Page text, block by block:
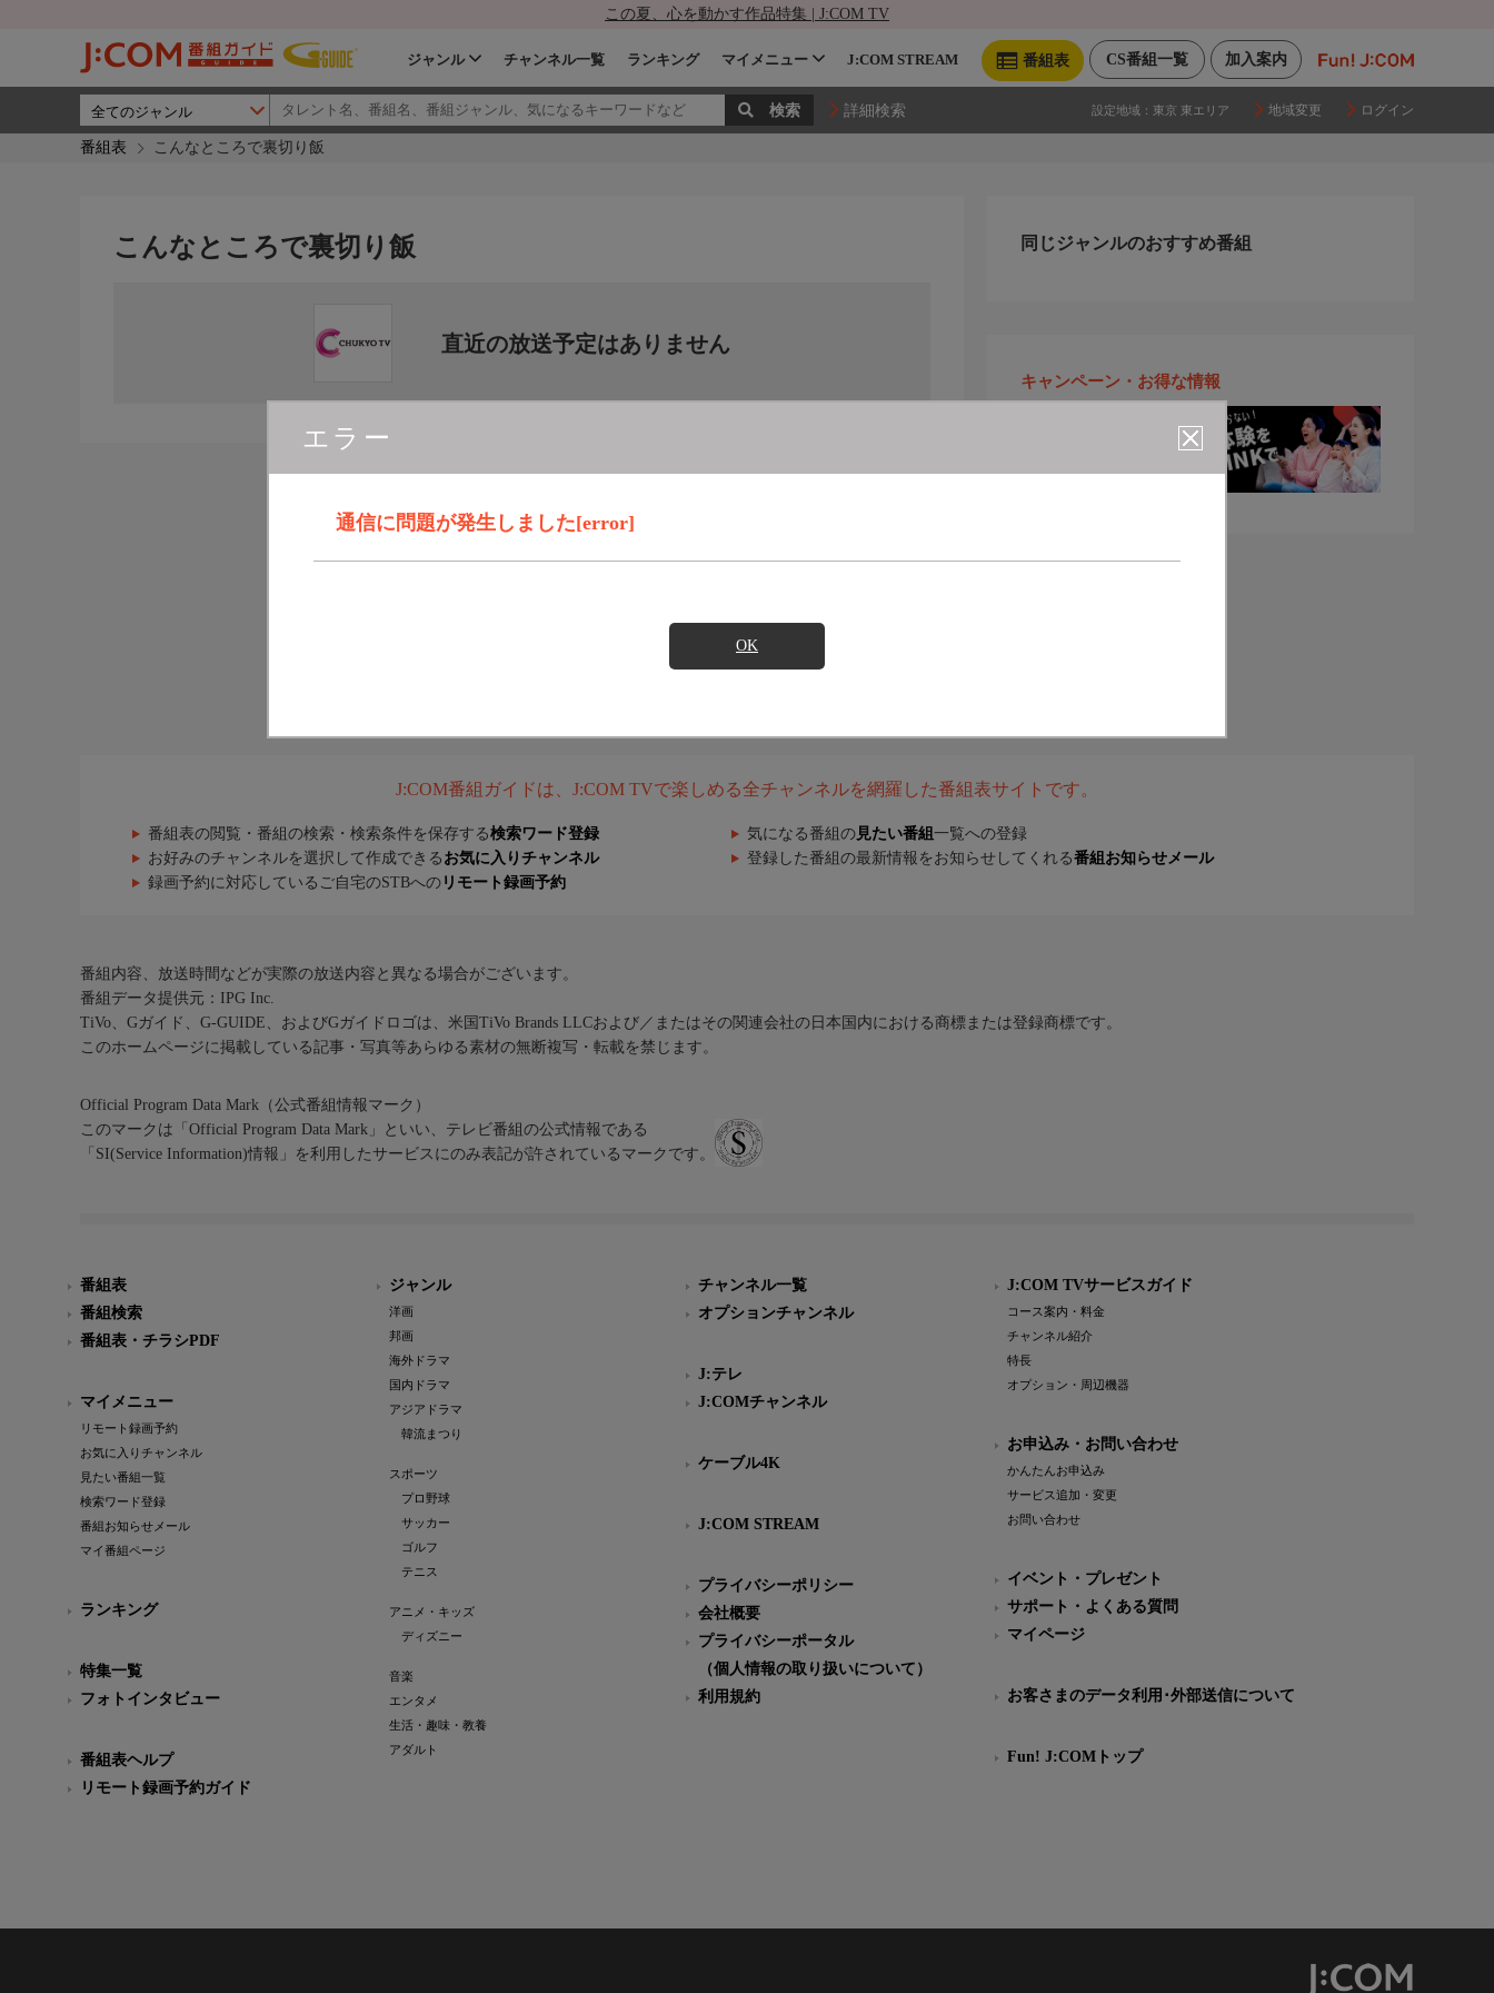
この夏、心を動かす作品特集 | J:COM TV
加入案内
CS番組一覧
番組表
ジャンル チャンネル一覧 ランキング マイメニュー J:COM STREAM
詳細検索 設定地域： 東京 東エリア 地域変更 ログイン
番組表 こんなところで裏切り飯
エラー
通信に問題が発生しました[error]
OK
こんなところで裏切り飯
直近の放送予定はありません
同じジャンルのおすすめ番組
キャンペーン・お得な情報
J:COM番組ガイドは、J:COM TVで楽しめる全チャンネルを網羅した番組表サイトです。
番組表の閲覧・番組の検索・検索条件を保存する検索ワード登録 気になる番組の 見たい番組 一覧への登録
お好みのチャンネルを選択して作成できる お気に入りチャンネル 登録した番組の最新情報をお知らせしてくれる番組お知らせメール
録画予約に対応しているご自宅のSTBへの リモート録画予約
番組内容、放送時間などが実際の放送内容と異なる場合がございます。
番組データ提供元：IPG Inc.
TiVo、Gガイド、G-GUIDE、およびGガイドロゴは、米国TiVo Brands LLCおよび／またはその関連会社の日本国内における商標または登録商標です。
このホームページに掲載している記事・写真等あらゆる素材の無断複写・転載を禁じます。
Official Program Data Mark（公式番組情報マーク）
このマークは「Official Program Data Mark」といい、テレビ番組の公式情報である
「SI(Service Information)情報」を利用したサービスにのみ表記が許されているマークです。
番組表
番組検索
番組表・チラシPDF
マイメニュー
リモート録画予約
お気に入りチャンネル
見たい番組一覧
検索ワード登録
番組お知らせメール
マイ番組ページ
ランキング
特集一覧
フォトインタビュー
番組表ヘルプ
リモート録画予約ガイド
ジャンル
洋画
邦画
海外ドラマ
国内ドラマ
アジアドラマ
韓流まつり
スポーツ
プロ野球
サッカー
ゴルフ
テニス
アニメ・キッズ
ディズニー
音楽
エンタメ
生活・趣味・教養
アダルト
チャンネル一覧
オプションチャンネル
J:テレ
J:COMチャンネル
ケーブル4K
J:COM STREAM
プライバシーポリシー
会社概要
プライバシーポータル
（個人情報の取り扱いについて）
利用規約
J:COM TVサービスガイド
コース案内・料金
チャンネル紹介
特長
オプション・周辺機器
お申込み・お問い合わせ
かんたんお申込み
サービス追加・変更
お問い合わせ
イベント・プレゼント
サポート・よくある質問
マイページ
お客さまのデータ利用･外部送信について
Fun! J:COMトップ